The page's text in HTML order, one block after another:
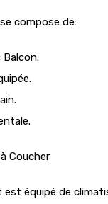
compose de:
Balcon.
Coucher
est équipé de